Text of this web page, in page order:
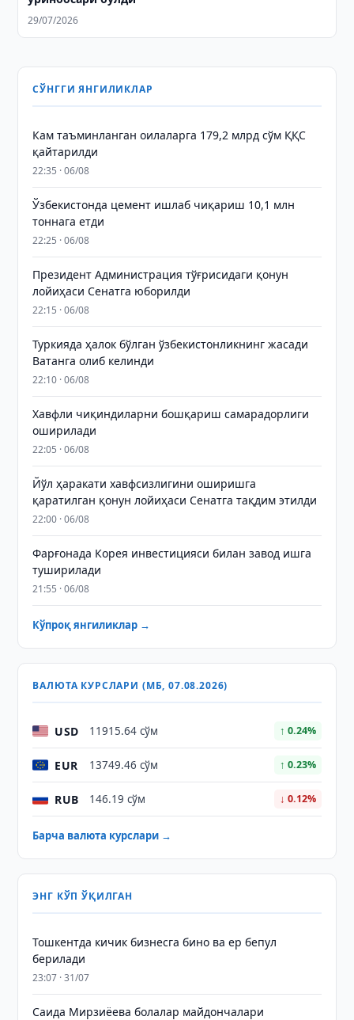
29/07/2026
СЎНГГИ ЯНГИЛИКЛАР
Кам таъминланган оилаларга 179,2 млрд сўм ҚҚС
қайтарилди
22:35 · 06/08
Ўзбекистонда цемент ишлаб чиқариш 10,1 млн
тоннага етди
22:25 · 06/08
Президент Администрация тўғрисидаги қонун
лойиҳаси Сенатга юборилди
22:15 · 06/08
Туркияда ҳалок бўлган ўзбекистонликнинг жасади
Ватанга олиб келинди
22:10 · 06/08
Хавфли чиқиндиларни бошқариш самарадорлиги
оширилади
22:05 · 06/08
Йўл ҳаракати хавфсизлигини оширишга
қаратилган қонун лойиҳаси Сенатга тақдим этилди
22:00 · 06/08
Фарғонада Корея инвестицияси билан завод ишга
туширилади
21:55 · 06/08
Кўпроқ янгиликлар →
ВАЛЮТА КУРСЛАРИ (МБ, 07.08.2026)
USD 11915.64 сўм ↑ 0.24%
EUR 13749.46 сўм ↑ 0.23%
RUB 146.19 сўм ↓ 0.12%
Барча валюта курслари →
ЭНГ КЎП ЎҚИЛГАН
Тошкентда кичик бизнесга бино ва ер бепул
берилади
23:07 · 31/07
Саида Мирзиёева болалар майдончалари